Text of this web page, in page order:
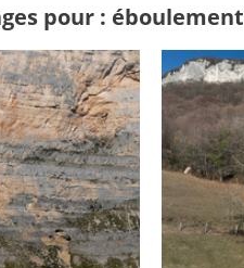
pour : éboulement